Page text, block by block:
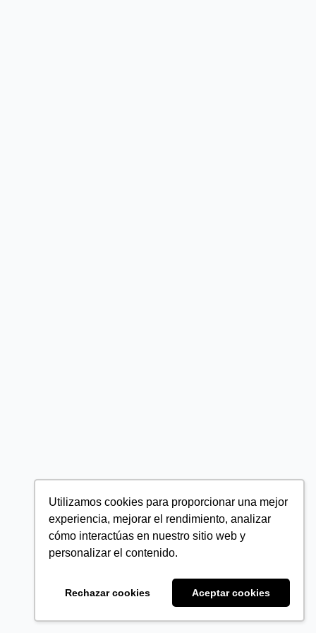
Utilizamos cookies para proporcionar una mejor
experiencia, mejorar el rendimiento, analizar
cómo interactúas en nuestro sitio web y
personalizar el contenido.
Rechazar cookies Aceptar cookies